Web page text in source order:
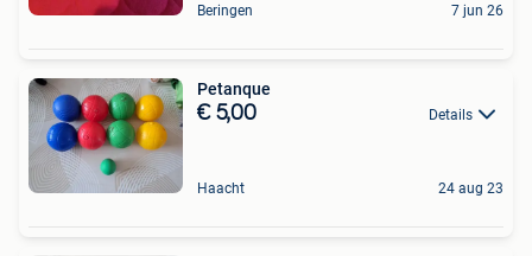
Beringen 7 jun 26
Petanque
€ 5,00 Details
Haacht 24 aug 23